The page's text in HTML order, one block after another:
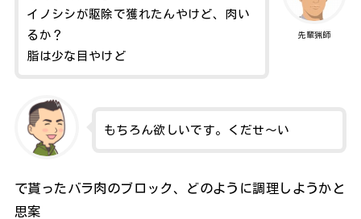
先輩猟師
イノシシが駆除で獲れたんやけど、肉い
るか？
脂は少な目やけど
もちろん欲しいです。くだせ～い
で貰ったバラ肉のブロック、どのように調理しようかと
思案